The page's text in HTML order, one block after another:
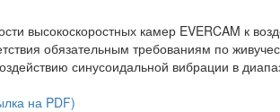
высокоскоростных камер EVERCAM к
обязательным требованиям по
синусоидальной вибрации в
на PDF)